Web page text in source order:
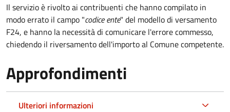
Il servizio è rivolto ai contribuenti che hanno compilato in
modo errato il campo "codice ente" del modello di versamento
F24, e hanno la necessità di comunicare l'errore commesso,
chiedendo il riversamento dell'importo al Comune competente.
Approfondimenti
Ulteriori informazioni